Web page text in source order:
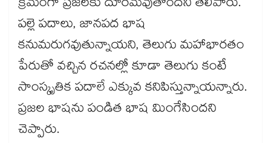
పల్లె పదాలు, జానపద భాష
కనుమరుగవుతున్నాయని, తెలుగు మహాభారతం
పేరుతో వచ్చిన రచనల్లో కూడా తెలుగు కంటే
సాంస్కృతిక పదాలే ఎక్కువ కనిపిస్తున్నాయన్నారు.
ప్రజల భాషను పండిత భాష మింగేసిందని
చెప్పారు.